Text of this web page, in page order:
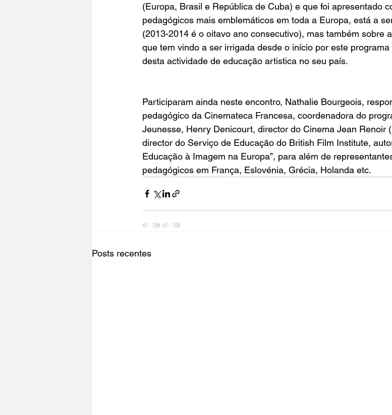
(Europa, Brasil e República de Cuba) e que foi apresentado
pedagógicos mais emblemáticos em toda a Europa, está a
(2013-2014 é o oitavo ano consecutivo), mas também sobre
que tem vindo a ser irrigada desde o início por este
desta actividade de educação artistica no seu país.
Participaram ainda neste encontro, Nathalie Bourgeois,
pedagógico da Cinemateca Francesa, coordenadora do
Jeunesse, Henry Denicourt, director do Cinema Jean Renoir
director do Serviço de Educação do British Film Institute,
Educação à Imagem na Europa”, para além de
pedagógicos em França, Eslovénia, Grécia, Holanda etc.
Posts recentes